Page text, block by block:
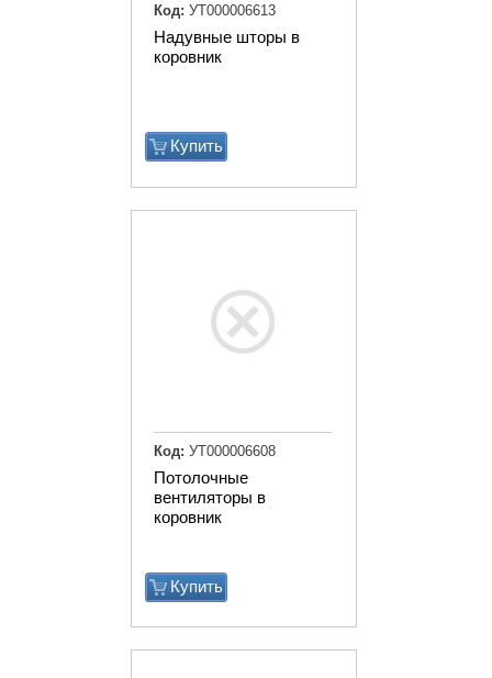
Надувные шторы в
коровник
Купить
Код: УТ000006613
Потолочные
вентиляторы в
коровник
Купить
Код: УТ000006608